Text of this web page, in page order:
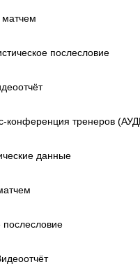
послесловие
конференция тренеров
данные
послесловие